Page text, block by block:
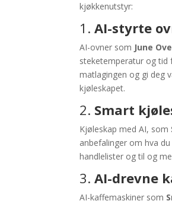
kjøkkenutstyr:
1.AI-styrte
AI-ovner som June
steketemperatur og tid
matlagingen og gi deg
kjøleskapet.
2. Smart
Kjøleskap med AI, som
anbefalinger om hva
handlelister og til og
3.AI-drevne
AI-kaffemaskiner som